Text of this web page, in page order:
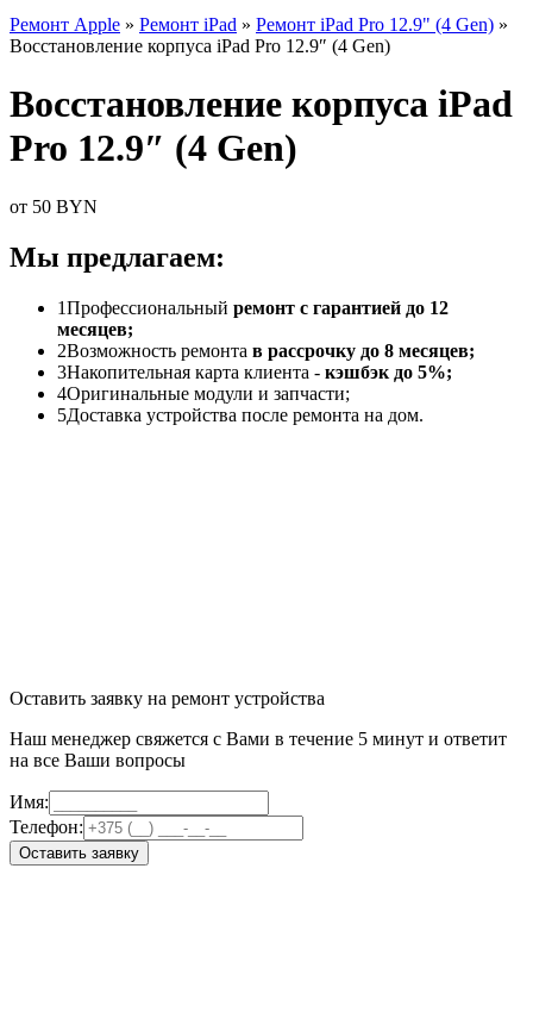
Ремонт Apple » Ремонт iPad » Ремонт iPad Pro 12.9" (4 Gen) »
Восстановление корпуса iPad Pro 12.9″ (4 Gen)
Восстановление корпуса iPad
Pro 12.9″ (4 Gen)
от 50 BYN
Мы предлагаем:
1Профессиональный ремонт с гарантией до 12
месяцев;
2Возможность ремонта в рассрочку до 8 месяцев;
3Накопительная карта клиента - кэшбэк до 5%;
4Оригинальные модули и запчасти;
5Доставка устройства после ремонта на дом.
Оставить заявку на ремонт устройства
Наш менеджер свяжется с Вами в течение 5 минут и ответит
на все Ваши вопросы
Имя:
Телефон:
Оставить заявку